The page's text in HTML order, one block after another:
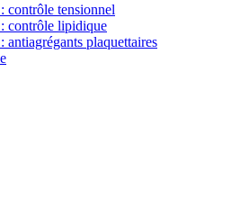
contrôle tensionnel
contrôle lipidique
plaquettaires